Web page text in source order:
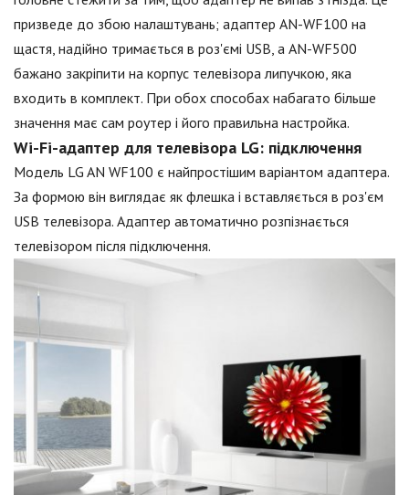
призведе до збою налаштувань; адаптер AN-WF100 на
щастя, надійно тримається в роз'ємі USB, а AN-WF500
бажано закріпити на корпус телевізора липучкою, яка
входить в комплект. При обох способах набагато більше
значення має сам роутер і його правильна настройка.
Wi-Fi-адаптер для телевізора LG: підключення
Модель LG AN WF100 є найпростішим варіантом адаптера.
За формою він виглядає як флешка і вставляється в роз'єм
USB телевізора. Адаптер автоматично розпізнається
телевізором після підключення.